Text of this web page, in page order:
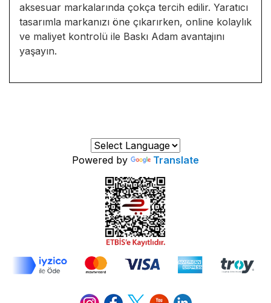
aksesuar markalarında çokça tercih edilir. Yaratıcı
tasarımla markanızı öne çıkarırken, online kolaylık
ve maliyet kontrolü ile Baskı Adam avantajını
yaşayın.
Powered by Translate